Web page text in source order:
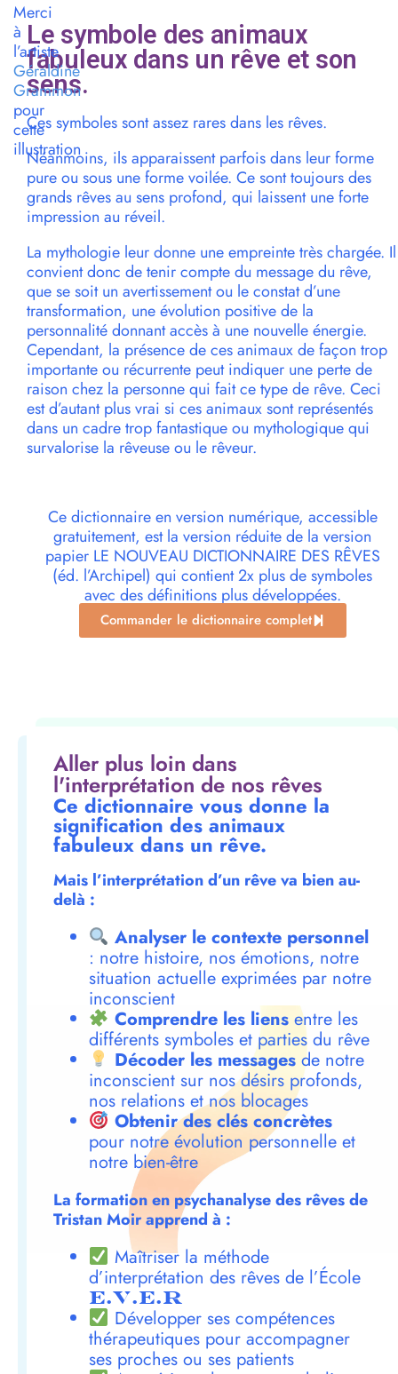
Le symbole des animaux
fabuleux dans un rêve et son
sens.
Ces symboles sont assez rares dans les rêves.
Néanmoins, ils apparaissent parfois dans leur forme
pure ou sous une forme voilée. Ce sont toujours des
grands rêves au sens profond, qui laissent une forte
impression au réveil.
La mythologie leur donne une empreinte très chargée. Il
convient donc de tenir compte du message du rêve,
que se soit un avertissement ou le constat d’une
transformation, une évolution positive de la
personnalité donnant accès à une nouvelle énergie.
Cependant, la présence de ces animaux de façon trop
importante ou récurrente peut indiquer une perte de
raison chez la personne qui fait ce type de rêve. Ceci
est d’autant plus vrai si ces animaux sont représentés
dans un cadre trop fantastique ou mythologique qui
survalorise la rêveuse ou le rêveur.
Ce dictionnaire en version numérique, accessible
gratuitement, est la version réduite de la version
papier LE NOUVEAU DICTIONNAIRE DES RÊVES
(éd. l’Archipel) qui contient 2x plus de symboles
avec des définitions plus développées.
Commander le dictionnaire complet
Aller plus loin dans
l'interprétation de nos rêves
Ce dictionnaire vous donne la
signification des animaux
fabuleux dans un rêve.
Mais l’interprétation d’un rêve va bien au-
delà :
Analyser le contexte personnel
: notre histoire, nos émotions, notre
situation actuelle exprimées par notre
inconscient
Comprendre les liensentre les
différents symboles et parties du rêve
Décoder les messagesde notre
inconscient sur nos désirs profonds,
nos relations et nos blocages
Obtenir des clés concrètes
pour notre évolution personnelle et
notre bien-être
La formation en psychanalyse des rêves de
Tristan Moir apprend à :
Maîtriser la méthode
d’interprétation des rêves de l’École
E.V.E.R
Développer ses compétences
thérapeutiques pour accompagner
ses proches ou ses patients
Merci
à
l’artiste
Géraldine
Grammon
pour
cette
illustration